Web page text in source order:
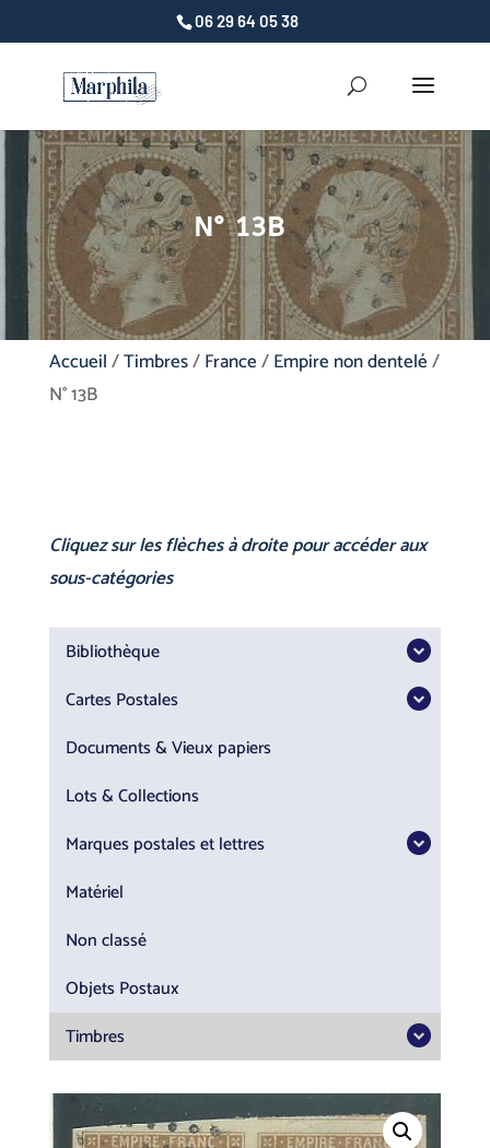
06 29 64 05 38
N° 13B
Accueil/Timbres/France/Empire non dentelé/
N° 13B
Cliquez sur les flèches à droite pour accéder aux
sous-catégories
Bibliothèque
Cartes Postales
Documents & Vieux papiers
Lots & Collections
Marques postales et lettres
Matériel
Non classé
Objets Postaux
Timbres